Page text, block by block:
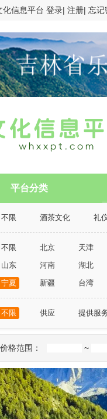
化信息平台 登录| 注册| 忘记
平台分类
不限 酒茶文化 礼
风俗习惯和道德规范
不限 北京 天津
山东
河南 湖北
宁夏
新疆 台湾
不限 供应 提供服
价格范围： ~